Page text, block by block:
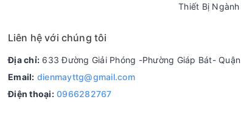
Thiết Bị
Liên hệ với chúng tôi
Địa chỉ: 633 Đường Giải Phóng -Phường Giáp Bát-
Email: dienmayttg@gmail.com
Điện thoại: 0966282767